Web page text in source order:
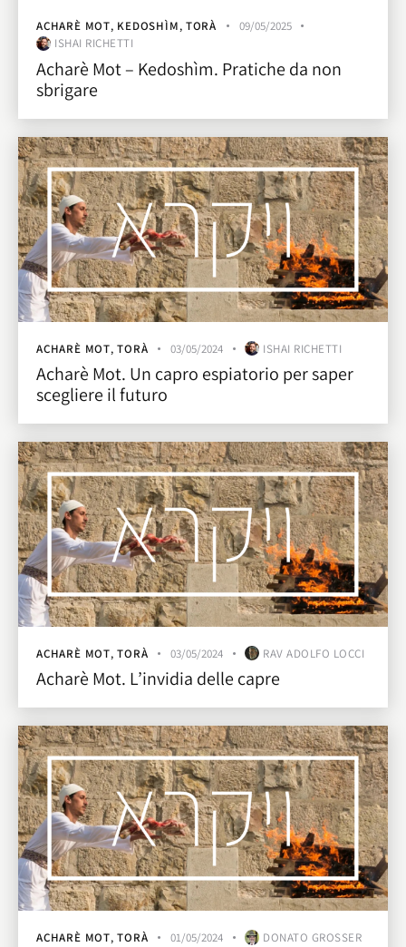
ACHARÈ MOT, KEDOSHÌM, TORÀ
09/05/2025
ISHAI RICHETTI
Acharè Mot – Kedoshìm. Pratiche da non
sbrigare
ACHARÈ MOT,TORÀ 03/05/2024 ISHAI RICHETTI
Acharè Mot. Un capro espiatorio per saper
scegliere il futuro
ACHARÈ MOT,TORÀ 03/05/2024 RAV ADOLFO LOCCI
Acharè Mot. L’invidia delle capre
ACHARÈ MOT,TORÀ 01/05/2024 DONATO GROSSER